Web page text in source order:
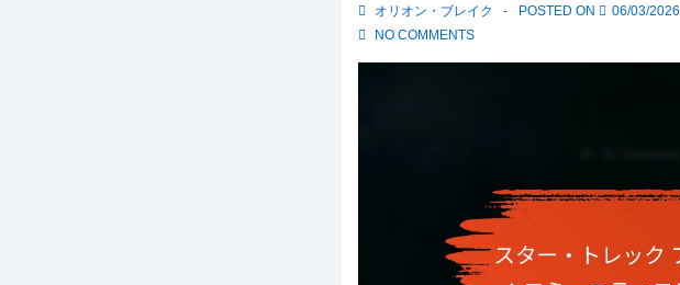
オリオン・ブレイク POSTED ON 06/03/2026
NO COMMENTS